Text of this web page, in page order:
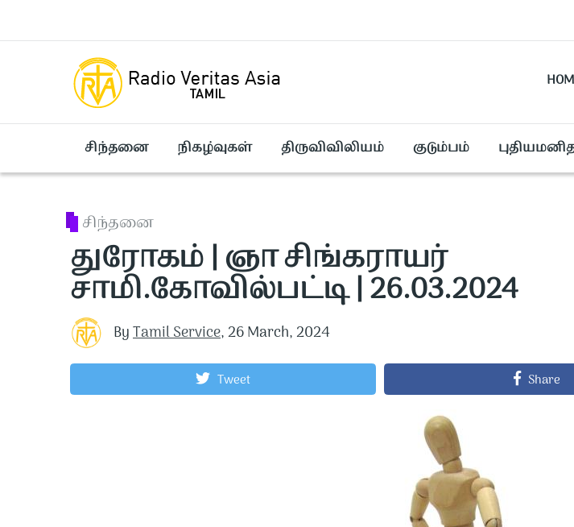
சிந்தனை நிகழ்வுகள் திருவிவிலியம் குடும்பம்
சிந்தனை
துரோகம் | ஞா சிங்கராயர்
சாமி.கோவில்பட்டி | 26.03.2024
ByTamil Service,26 March, 2024
Tweet Share